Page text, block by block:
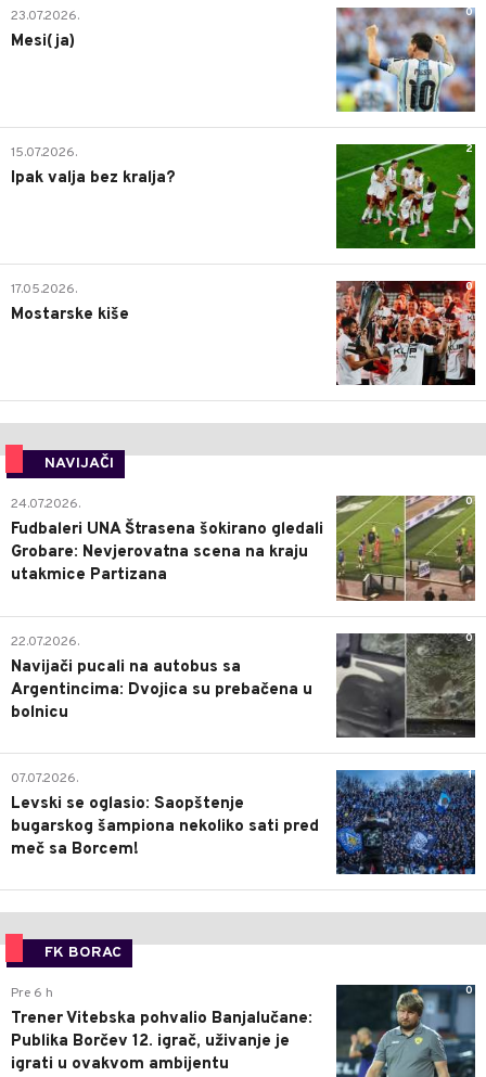
0
23.07.2026.
Mesi(ja)
2
15.07.2026.
Ipak valja bez kralja?
0
17.05.2026.
Mostarske kiše
NAVIJAČI
0
24.07.2026.
Fudbaleri UNA Štrasena šokirano gledali
Grobare: Nevjerovatna scena na kraju
utakmice Partizana
0
22.07.2026.
Navijači pucali na autobus sa
Argentincima: Dvojica su prebačena u
bolnicu
1
07.07.2026.
Levski se oglasio: Saopštenje
bugarskog šampiona nekoliko sati pred
meč sa Borcem!
FK BORAC
0
Pre 6 h
Trener Vitebska pohvalio Banjalučane:
Publika Borčev 12. igrač, uživanje je
igrati u ovakvom ambijentu